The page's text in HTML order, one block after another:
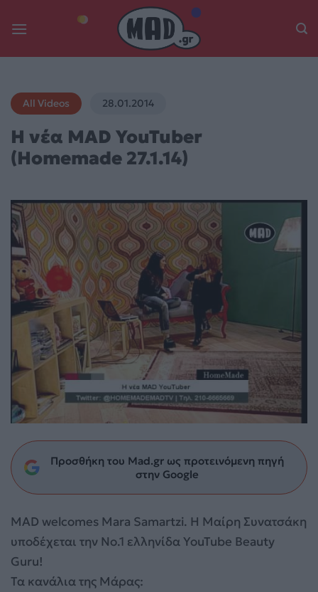
All Videos 28.01.2014
Η νέα MAD YouTuber
(Homemade 27.1.14)
Προσθήκη του Mad.gr ως προτεινόμενη πηγή
στην Google
MAD welcomes Mara Samartzi. H Μαίρη Συνατσάκη
υποδέχεται την Νο.1 ελληνίδα YouTube Beauty
Guru!
Τα κανάλια της Mάρας: